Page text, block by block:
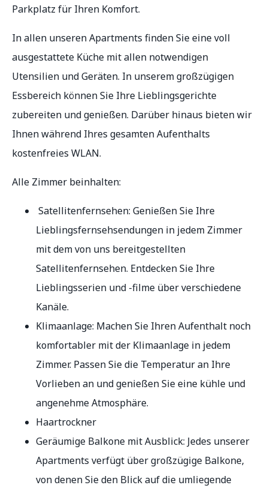
Parkplatz für Ihren Komfort.
In allen unseren Apartments finden Sie eine voll
ausgestattete Küche mit allen notwendigen
Utensilien und Geräten. In unserem großzügigen
Essbereich können Sie Ihre Lieblingsgerichte
zubereiten und genießen. Darüber hinaus bieten wir
Ihnen während Ihres gesamten Aufenthalts
kostenfreies WLAN.
Alle Zimmer beinhalten:
Satellitenfernsehen: Genießen Sie Ihre
Lieblingsfernsehsendungen in jedem Zimmer
mit dem von uns bereitgestellten
Satellitenfernsehen. Entdecken Sie Ihre
Lieblingsserien und -filme über verschiedene
Kanäle.
Klimaanlage: Machen Sie Ihren Aufenthalt noch
komfortabler mit der Klimaanlage in jedem
Zimmer. Passen Sie die Temperatur an Ihre
Vorlieben an und genießen Sie eine kühle und
angenehme Atmosphäre.
Haartrockner
Geräumige Balkone mit Ausblick: Jedes unserer
Apartments verfügt über großzügige Balkone,
von denen Sie den Blick auf die umliegende